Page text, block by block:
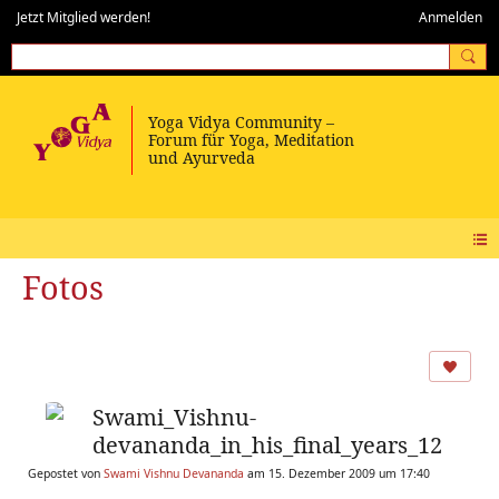
Jetzt Mitglied werden! Anmelden
Fotos
Swami_Vishnu-
devananda_in_his_final_years_12
Gepostet von Swami Vishnu Devananda am 15. Dezember 2009 um 17:40